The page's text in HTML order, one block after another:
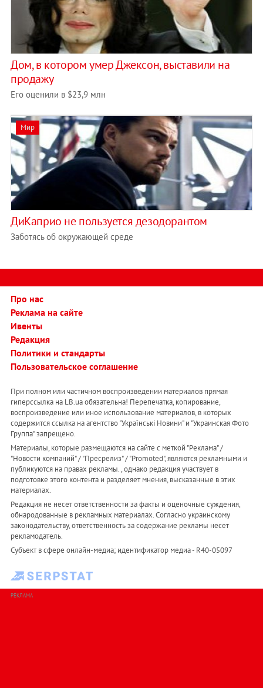
Дом, в котором умер Джексон, выставили на
продажу
Его оценили в $23,9 млн
Мир
ДиКаприо не пользуется дезодорантом
Заботясь об окружающей среде
Про нас
Реклама на сайте
Ивенты
Редакция
Политики и стандарты
Пользовательское соглашение
При полном или частичном воспроизведении материалов прямая
гиперссылка на LB.ua обязательна! Перепечатка, копирование,
воспроизведение или иное использование материалов, в которых
содержится ссылка на агентство "Українськi Новини" и "Украинская Фото
Группа" запрещено.
Материалы, которые размещаются на сайте с меткой "Реклама" /
"Новости компаний" / "Пресрелиз" / "Promoted", являются рекламными и
публикуются на правах рекламы. , однако редакция участвует в
подготовке этого контента и разделяет мнения, высказанные в этих
материалах.
Редакция не несет ответственности за факты и оценочные суждения,
обнародованные в рекламных материалах. Согласно украинскому
законодательству, ответственность за содержание рекламы несет
рекламодатель.
Субъект в сфере онлайн-медиа; идентификатор медиа - R40-05097
РЕКЛАМА